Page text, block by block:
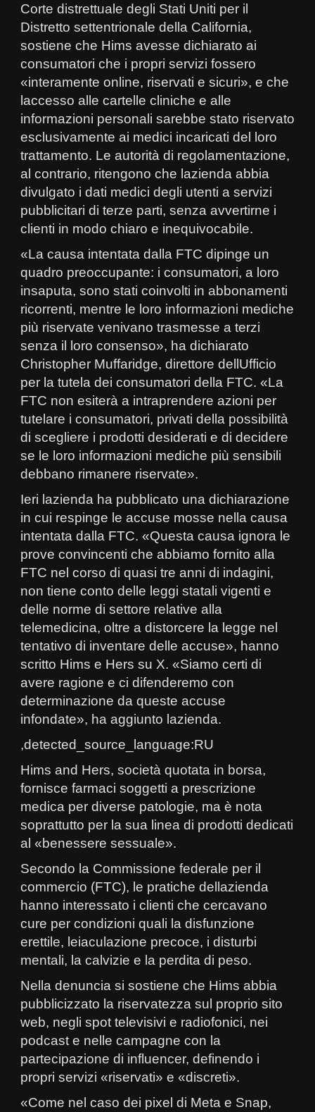
Corte distrettuale degli Stati Uniti per il
Distretto settentrionale della California,
sostiene che Hims avesse dichiarato ai
consumatori che i propri servizi fossero
«interamente online, riservati e sicuri», e che
laccesso alle cartelle cliniche e alle
informazioni personali sarebbe stato riservato
esclusivamente ai medici incaricati del loro
trattamento. Le autorità di regolamentazione,
al contrario, ritengono che lazienda abbia
divulgato i dati medici degli utenti a servizi
pubblicitari di terze parti, senza avvertirne i
clienti in modo chiaro e inequivocabile.
«La causa intentata dalla FTC dipinge un
quadro preoccupante: i consumatori, a loro
insaputa, sono stati coinvolti in abbonamenti
ricorrenti, mentre le loro informazioni mediche
più riservate venivano trasmesse a terzi
senza il loro consenso», ha dichiarato
Christopher Muffaridge, direttore dellUfficio
per la tutela dei consumatori della FTC. «La
FTC non esiterà a intraprendere azioni per
tutelare i consumatori, privati della possibilità
di scegliere i prodotti desiderati e di decidere
se le loro informazioni mediche più sensibili
debbano rimanere riservate».
Ieri lazienda ha pubblicato una dichiarazione
in cui respinge le accuse mosse nella causa
intentata dalla FTC. «Questa causa ignora le
prove convincenti che abbiamo fornito alla
FTC nel corso di quasi tre anni di indagini,
non tiene conto delle leggi statali vigenti e
delle norme di settore relative alla
telemedicina, oltre a distorcere la legge nel
tentativo di inventare delle accuse», hanno
scritto Hims e Hers su X. «Siamo certi di
avere ragione e ci difenderemo con
determinazione da queste accuse
infondate», ha aggiunto lazienda.
,detected_source_language:RU
Hims and Hers, società quotata in borsa,
fornisce farmaci soggetti a prescrizione
medica per diverse patologie, ma è nota
soprattutto per la sua linea di prodotti dedicati
al «benessere sessuale».
Secondo la Commissione federale per il
commercio (FTC), le pratiche dellazienda
hanno interessato i clienti che cercavano
cure per condizioni quali la disfunzione
erettile, leiaculazione precoce, i disturbi
mentali, la calvizie e la perdita di peso.
Nella denuncia si sostiene che Hims abbia
pubblicizzato la riservatezza sul proprio sito
web, negli spot televisivi e radiofonici, nei
podcast e nelle campagne con la
partecipazione di influencer, definendo i
propri servizi «riservati» e «discreti».
«Come nel caso dei pixel di Meta e Snap,